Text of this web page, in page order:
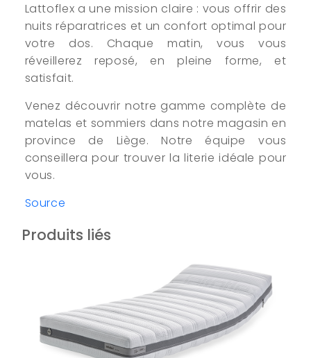
Lattoflex a une mission claire : vous offrir des
nuits réparatrices et un confort optimal pour
votre dos. Chaque matin, vous vous
réveillerez reposé, en pleine forme, et
satisfait.
Venez découvrir notre gamme complète de
matelas et sommiers dans notre magasin en
province de Liège. Notre équipe vous
conseillera pour trouver la literie idéale pour
vous.
Source
Produits liés